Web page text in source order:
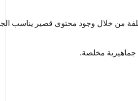
من خلال وجود محتوى قصير يناسب
جماهيرية مخلصة.